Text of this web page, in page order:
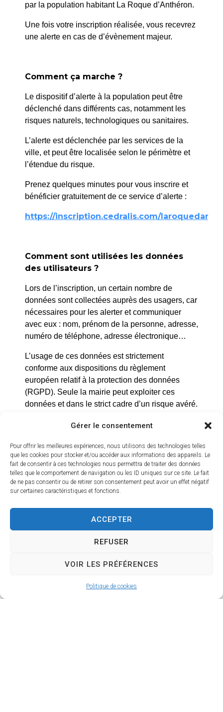
Gérer le consentement
Pour offrir les meilleures expériences, nous utilisons des technologies telles
que les cookies pour stocker et/ou accéder aux informations des appareils. Le
fait de consentir à ces technologies nous permettra de traiter des données
telles que le comportement de navigation ou les ID uniques sur ce site. Le fait
de ne pas consentir ou de retirer son consentement peut avoir un effet négatif
sur certaines caractéristiques et fonctions.
ACCEPTER
REFUSER
VOIR LES PRÉFÉRENCES
Politique de cookies
RANDOLADES
D’AUTOMNE
Balade à pied
entrecoupée de contes
proposés par Clément
Goguillot au départ de La
Roque
Janson.
12h30 à Saint-Estève.
siestes contées
Retour en bus gratuit.
Sur réservation auprès de
l’office de tourisme au 04
27 septembre
2025
par la population habitant La Roque d’Anthéron.
Une fois votre inscription réalisée, vous recevrez
une alerte en cas de d’évènement majeur.
Comment ça marche ?
Le dispositif d’alerte à la population peut être
déclenché dans différents cas, notamment les
risques naturels, technologiques ou sanitaires.
L’alerte est déclenchée par les services de la
ville, et peut être localisée selon le périmètre et
l’étendue du risque.
Prenez quelques minutes pour vous inscrire et
bénéficier gratuitement de ce service d’alerte :
https://inscription.cedralis.com/
Comment sont utilisées les données
des utilisateurs ?
Lors de l’inscription, un certain nombre de
données sont collectées auprès des usagers, car
nécessaires pour les alerter et communiquer
avec eux : nom, prénom de la personne, adresse,
numéro de téléphone, adresse électronique…
L’usage de ces données est strictement
conforme aux dispositions du règlement
européen relatif à la protection des données
(RGPD). Seule la mairie peut exploiter ces
données et dans le strict cadre d’un risque avéré.
autre usage que celui-ci.